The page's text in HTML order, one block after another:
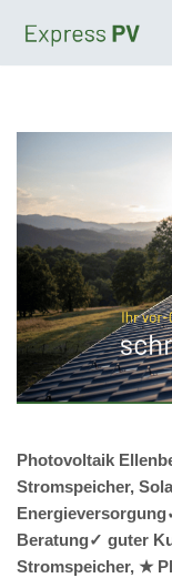
Photovoltaik
Stromspeicher,
Beratung✓ guter
Stromspeicher, ★